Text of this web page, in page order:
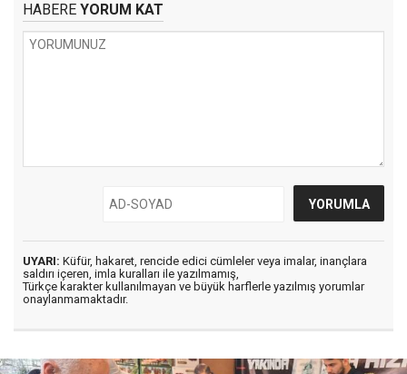
HABERE YORUM KAT
UYARI: Küfür, hakaret, rencide edici cümleler veya imalar, inançlara
saldırı içeren, imla kuralları ile yazılmamış,
Türkçe karakter kullanılmayan ve büyük harflerle yazılmış yorumlar
onaylanmamaktadır.